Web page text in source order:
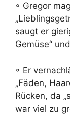
◦ Gregor
saugt er
Gemüse“
◦ Er
„Fäden,
Rücken, da
war viel zu